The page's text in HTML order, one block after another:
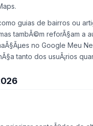
guias de bairros ou
tambÃ©m reforÃ§am a
no Google Meu
tanto dos usuÃ¡rios